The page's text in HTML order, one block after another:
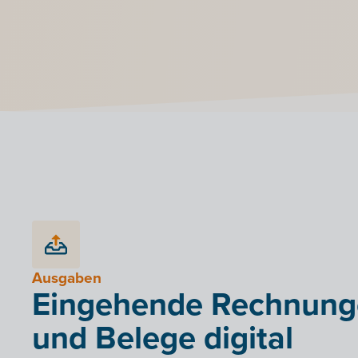
Ausgaben
Eingehende
und Belege digital